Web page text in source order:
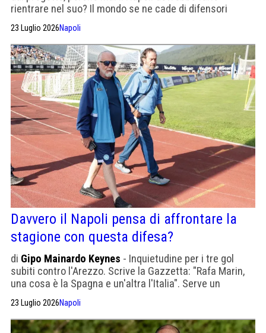
rientrare nel suo? Il mondo se ne cade di difensori
23 Luglio 2026Napoli
Davvero il Napoli pensa di affrontare la
stagione con questa difesa?
di Gipo Mainardo Keynes - Inquietudine per i tre gol
subiti contro l'Arezzo. Scrive la Gazzetta: "Rafa Marin,
una cosa è la Spagna e un'altra l'Italia". Serve un
centrale di livello internazionale
23 Luglio 2026Napoli